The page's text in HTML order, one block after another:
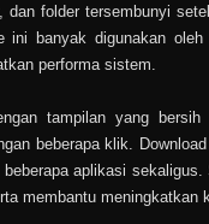
dan folder tersembunyi
ini banyak digunakan
performa sistem.
tampilan yang
beberapa klik.
beberapa aplikasi
membantu